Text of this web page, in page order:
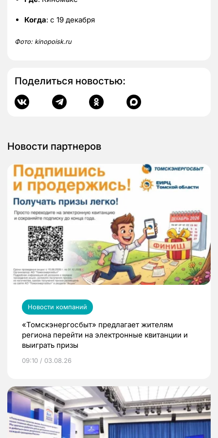
Когда: с 19 декабря
Фото: kinopoisk.ru
Поделиться новостью:
Новости партнеров
Новости компаний
«Томскэнергосбыт» предлагает жителям
региона перейти на электронные квитанции и
выиграть призы
09:10 / 03.08.26